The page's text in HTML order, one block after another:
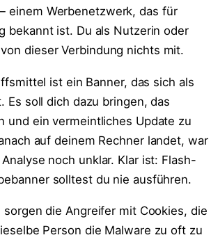
einem Werbenetzwerk, das für
bekannt ist. Du als Nutzerin oder
dieser Verbindung nichts mit.
ist ein Banner, das sich als
Es soll dich dazu bringen, das
und ein vermeintliches Update zu
auf deinem Rechner landet, war
noch unklar. Klar ist: Flash-
solltest du nie ausführen.
sorgen die Angreifer mit Cookies, die
Person die Malware zu oft zu